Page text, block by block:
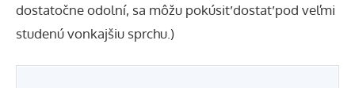
dostatočne odolní, sa môžu pokúsiť dostať pod veľmi
studenú vonkajšiu sprchu.)